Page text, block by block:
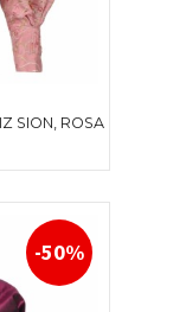
SION, ROSA
-50%